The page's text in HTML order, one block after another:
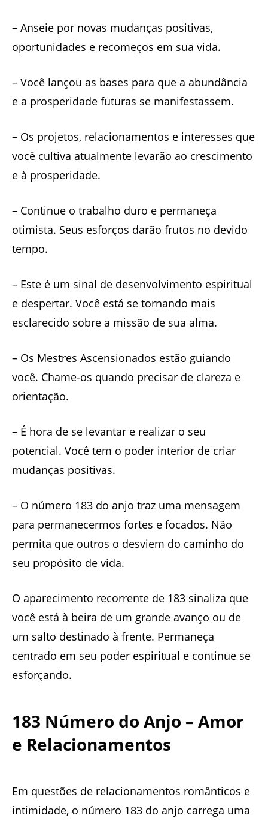
– Anseie por novas mudanças positivas,
oportunidades e recomeços em sua vida.
– Você lançou as bases para que a abundância
e a prosperidade futuras se manifestassem.
– Os projetos, relacionamentos e interesses que
você cultiva atualmente levarão ao crescimento
e à prosperidade.
– Continue o trabalho duro e permaneça
otimista. Seus esforços darão frutos no devido
tempo.
– Este é um sinal de desenvolvimento espiritual
e despertar. Você está se tornando mais
esclarecido sobre a missão de sua alma.
– Os Mestres Ascensionados estão guiando
você. Chame-os quando precisar de clareza e
orientação.
– É hora de se levantar e realizar o seu
potencial. Você tem o poder interior de criar
mudanças positivas.
– O número 183 do anjo traz uma mensagem
para permanecermos fortes e focados. Não
permita que outros o desviem do caminho do
seu propósito de vida.
O aparecimento recorrente de 183 sinaliza que
você está à beira de um grande avanço ou de
um salto destinado à frente. Permaneça
centrado em seu poder espiritual e continue se
esforçando.
183 Número do Anjo – Amor
e Relacionamentos
Em questões de relacionamentos românticos e
intimidade, o número 183 do anjo carrega uma